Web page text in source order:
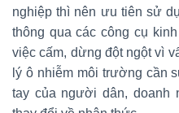
nghiệp thì nên ưu tiên sử
thông qua các công cụ
việc cấm, dừng đột ngột vì
lý ô nhiễm môi trường cần
tay của người dân, doanh